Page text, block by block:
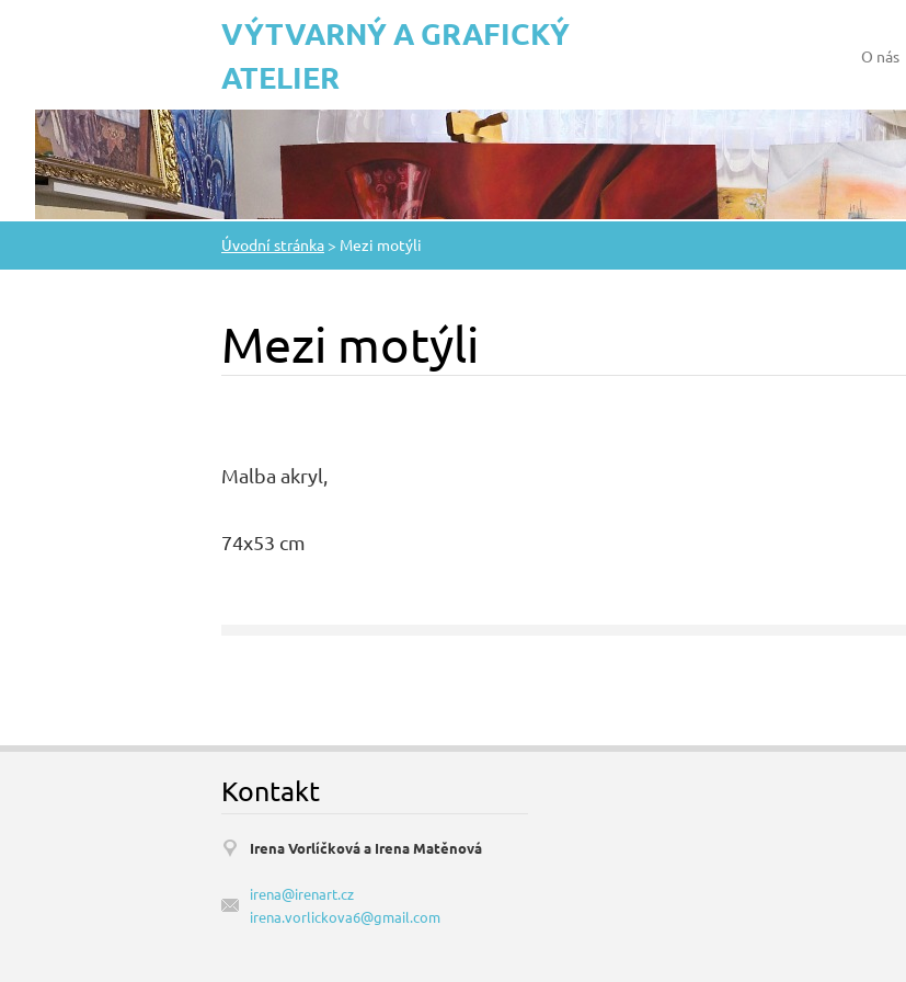
VÝTVARNÝ A GRAFICKÝ
ATELIER
O nás
Úvodní stránka > Mezi motýli
Mezi motýli
Malba akryl,
74x53 cm
Kontakt
Irena Vorlíčková a Irena Matěnová
irena@irenart.cz
irena.vorlickova6@gmail.com